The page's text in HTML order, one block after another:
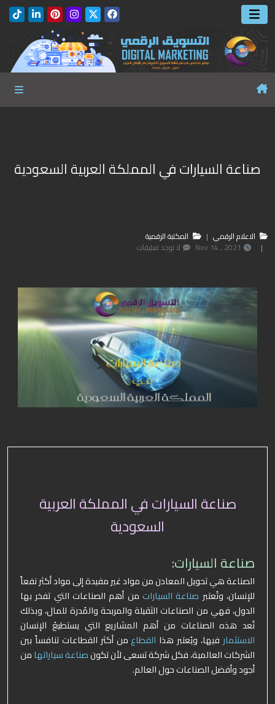
صناعة السيارات في المملكة العربية السعودية
الاعلام الرقمي المكتبة الرقمية
2021 , 14 Nov لا توجد تعليقات
صناعة السيارات في المملكة العربية
السعودية
صناعة السيارات:
الصناعة هي تحويل المعادن من مواد غير مفيدة إلى مواد أكثر نفعاً
للإنسان، وتُعتبر صناعة السيارات من أهم الصناعات التي تفخر بها
الدول، فهي من الصناعات الثقيلة والمربحة والمُدرة للمال، وبذلك
تُعد هذه الصناعات من أهم المشاريع التي يستطيعُ الإنسان
الاستثمار فيها، ويُعتبر هذا القطاع من أكثر القطاعات تنافساً بين
الشركات العالمية، فكل شركة تسعى لأن تكونصناعة سياراتهامن
أجود وأفضل الصناعات حول العالم.